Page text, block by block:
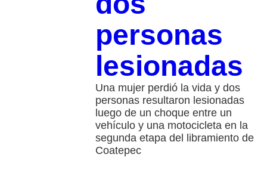
personas
lesionadas
Una mujer perdió la vida y dos
personas resultaron lesionadas
luego de un choque entre un
vehículo y una motocicleta en la
segunda etapa del libramiento de
Coatepec